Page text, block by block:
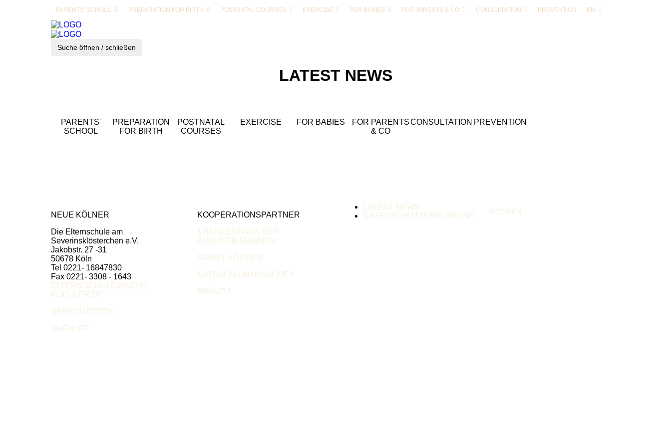
PARENTS' SCHOOL PREPARATION FOR BIRTH POSTNATAL COURSES EXERCISE FOR BABIES FOR PARENTS & CO CONSULTATION PREVENTION EN
Suche öffnen / schließen
LATEST NEWS
PARENTS'
SCHOOL
PREPARATION
FOR BIRTH
POSTNATAL
COURSES
EXERCISE FOR BABIES
FOR PARENTS
& CO
CONSULTATION PREVENTION
NEUE KÖLNER
Die Elternschule am
Severinsklösterchen e.V.
Jakobstr. 27 -31
50678 Köln
Tel 0221- 16847830
Fax 0221- 3308 - 1643
ELTERNSCHULE@NEUE-
KOELNER.DE
SPRECHZEITEN
ANFAHRT
KOOPERATIONSPARTNER
KRANKENHAUS DER
AUGUSTINERINNEN
DANIELA DEGEN
NATASCHA MAKOSCHEY
PRÄVITA
LATEST NEWS
DATENSCHUTZERKLÄRUNG
SPENDEN